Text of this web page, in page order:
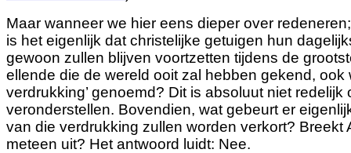
Maar wanneer we hier eens dieper over
is het eigenlijk dat christelijke getuigen hun
gewoon zullen blijven voortzetten tijdens de
ellende die de wereld ooit zal hebben gekend, ook
verdrukking’ genoemd? Dit is absoluut niet redelijk
veronderstellen. Bovendien, wat gebeurt er
van die verdrukking zullen worden verkort? Breekt
meteen uit? Het antwoord luidt: Nee.